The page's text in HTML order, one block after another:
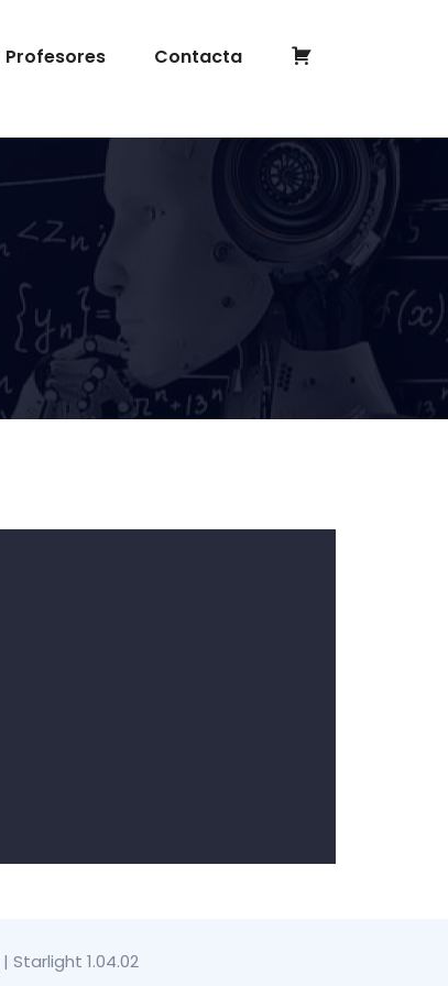
Profesores Contacta
Completar
| Starlight 1.04.02